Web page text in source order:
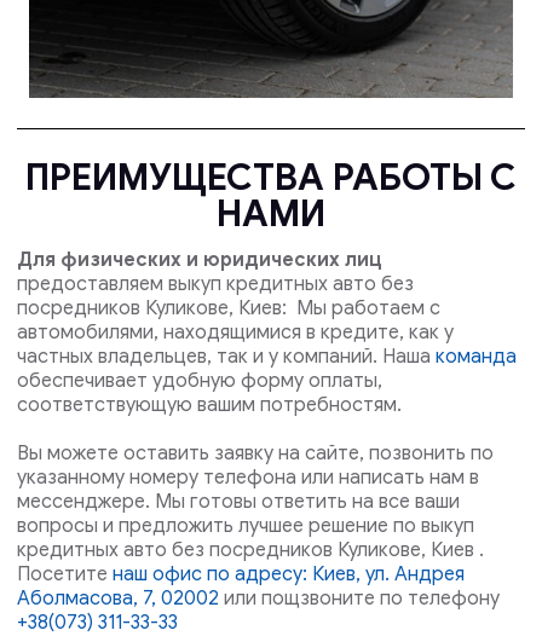
ПРЕИМУЩЕСТВА РАБОТЫ С
НАМИ
Для физических и юридических лиц
предоставляем выкуп кредитных авто без
посредников Куликове, Киев: Мы работаем с
автомобилями, находящимися в кредите, как у
частных владельцев, так и у компаний. Нашакоманда
обеспечивает удобную форму оплаты,
соответствующую вашим потребностям.
Вы можете оставить заявку на сайте, позвонить по
указанному номеру телефона или написать нам в
мессенджере. Мы готовы ответить на все ваши
вопросы и предложить лучшее решение по выкуп
кредитных авто без посредников Куликове, Киев .
Посетитенаш офис по адресу: Киев, ул. Андрея
Аболмасова, 7, 02002 или пощзвоните по телефону
+38(073) 311-33-33